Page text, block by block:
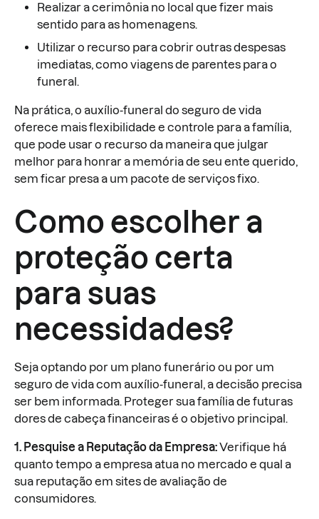
Realizar a cerimônia no local que fizer mais
sentido para as homenagens.
Utilizar o recurso para cobrir outras despesas
imediatas, como viagens de parentes para o
funeral.
Na prática, o auxílio-funeral do seguro de vida
oferece mais flexibilidade e controle para a família,
que pode usar o recurso da maneira que julgar
melhor para honrar a memória de seu ente querido,
sem ficar presa a um pacote de serviços fixo.
Como escolher a
proteção certa
para suas
necessidades?
Seja optando por um plano funerário ou por um
seguro de vida com auxílio-funeral, a decisão precisa
ser bem informada. Proteger sua família de futuras
dores de cabeça financeiras é o objetivo principal.
1. Pesquise a Reputação da Empresa:Verifique há
quanto tempo a empresa atua no mercado e qual a
sua reputação em sites de avaliação de
consumidores.